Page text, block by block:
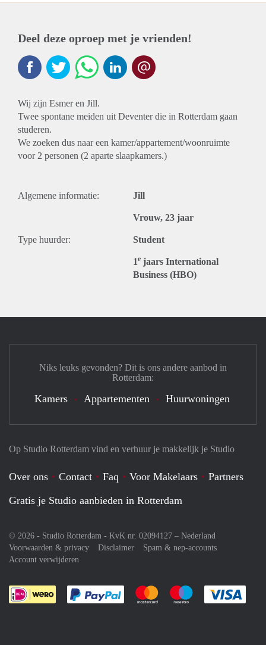
Deel deze oproep met je vrienden!
Wij zijn Esmer en Jill.
Twee spontane meiden uit Deventer die in Rotterdam gaan
studeren.
We zoeken dus naar een kamer/appartement/woonruimte
voor 2 personen (2 aparte slaapkamers.)
Algemene informatie: Jill
Vrouw, 23 jaar
Type huurder: Student
1e jaars International
Business (HBO)
Op Studio Rotterdam vind en verhuur je makkelijk je Studio
Over ons Contact Faq Voor Makelaars
Partners
Gratis je Studio aanbieden in Rotterdam
© 2026 - Studio Rotterdam - KvK nr. 02094127 – Nederland
Voorwaarden & privacy
Disclaimer
Spam & nep-accounts
Account verwijderen
Je rekent gemakkelijk af met Paypal
Je rekent gemakkelijk af met
Je rekent
Niks leuks gevonden? Dit is ons andere aanbod in
Rotterdam:
Kamers Appartementen Huurwoningen